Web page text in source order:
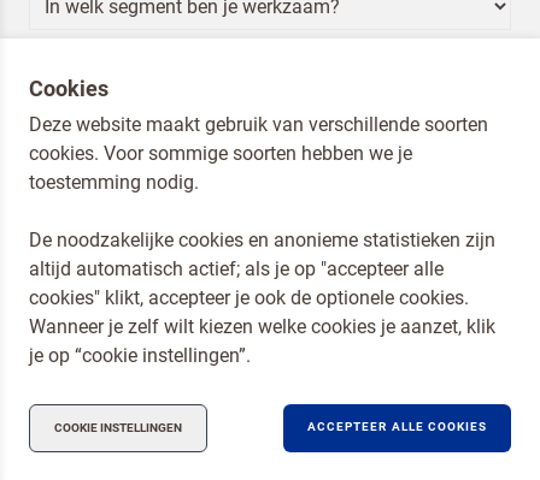
VERSTUREN
Dr. Oetker Nederland
Koopmans Professioneel
Privacy en Cookies
Cookies
Deze website maakt gebruik van verschillende soorten
cookies. Voor sommige soorten hebben we je
toestemming nodig.
De noodzakelijke cookies en anonieme statistieken zijn
altijd automatisch actief; als je op "accepteer alle
cookies" klikt, accepteer je ook de optionele cookies.
Wanneer je zelf wilt kiezen welke cookies je aanzet, klik
je op “cookie instellingen”.
COOKIE INSTELLINGEN ACCEPTEER ALLE COOKIES